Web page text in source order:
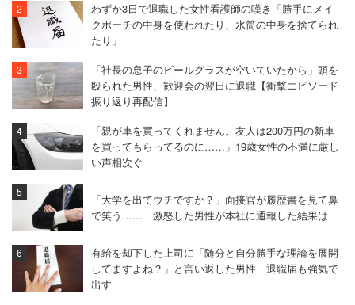
わずか3日で退職した女性看護師の嘆き「勝手にメイ
クポーチの中身を使われたり、水筒の中身を捨てられ
たり」
「社長の息子のビールグラスが空いていたから」頭を
殴られた男性、歓迎会の翌日に退職【衝撃エピソード
振り返り再配信】
「親が車を買ってくれません。友人は200万円の新車
を買ってもらってるのに……」19歳女性の不満に厳し
い声相次ぐ
「大学を出てウチですか？」面接官が履歴書を見て鼻
で笑う…… 激怒した男性が本社に通報した結果は
有給を却下した上司に「随分と自分勝手な理論を展開
してますよね？」と言い返した男性 退職届も強気で
出す